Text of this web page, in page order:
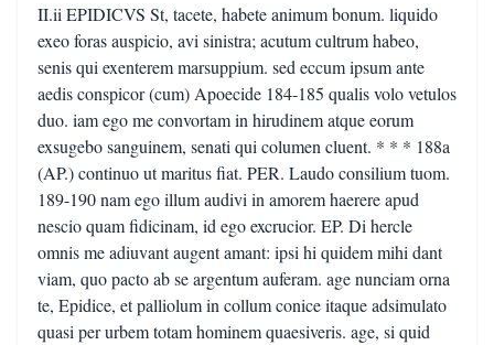
II.ii EPIDICVS St, tacete, habete animum bonum. liquido
exeo foras auspicio, avi sinistra; acutum cultrum habeo,
senis qui exenterem marsuppium. sed eccum ipsum ante
aedis conspicor (cum) Apoecide 184-185 qualis volo vetulos
duo. iam ego me convortam in hirudinem atque eorum
exsugebo sanguinem, senati qui columen cluent. * * * 188a
(AP.) continuo ut maritus fiat. PER. Laudo consilium tuom.
189-190 nam ego illum audivi in amorem haerere apud
nescio quam fidicinam, id ego excrucior. EP. Di hercle
omnis me adiuvant augent amant: ipsi hi quidem mihi dant
viam, quo pacto ab se argentum auferam. age nunciam orna
te, Epidice, et palliolum in collum conice itaque adsimulato
quasi per urbem totam hominem quaesiveris. age, si quid